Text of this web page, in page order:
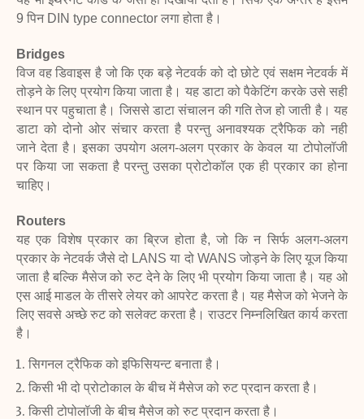
9 पिन DIN type connector लगा होता है।
Bridges
विज वह डिवाइस है जो कि एक बड़े नेटवर्क को दो छोटे एवं सक्षम नेटवर्क में
तोड़ने के लिए प्रयोगकिया जाता है। यह डाटा को पैकेटिंग करके उसे सही
स्थान पर पहुचाता है। जिससे डाटा संचालन कीगति तेज हो जाती है। यह
डाटा को दोनो ओर संचार करता है परन्तु अनावश्यक ट्रैफिक को नही
जाने देता है। इसका उपयोग अलग-अलग प्रकार के केवल या टोपोलॉजी
पर किया जा सकता है परन्तु उसका प्रोटोकॉल एक ही प्रकार का होना
चाहिए।
Routers
यह एक विशेष प्रकार का ब्रिज होता है, जो कि न सिर्फ अलग-अलग
प्रकार के नेटवर्क जैसे दो LANSया दो WANS जोड़ने के लिए यूज किया
जाता है बल्कि मैसेज को रुट देने के लिए भी प्रयोग कियाजाता है। यह ओ
एस आई माडल के तीसरे लेयर को आपरेट करता है। यह मैसेज को भेजने के
लिए सवसे अच्छे रुट को सलेक्ट करता है। राउटर निम्नलिखित कार्य करता
है।
सिगनल ट्रैफिक को इफिसियन्ट बनाता है।
किसी भी दो प्रोटोकाल के बीच में मैसेज को रुट प्रदान करता है।
किसी टोपोलॉजी के बीच मैसेज को रुट प्रदान करता है।